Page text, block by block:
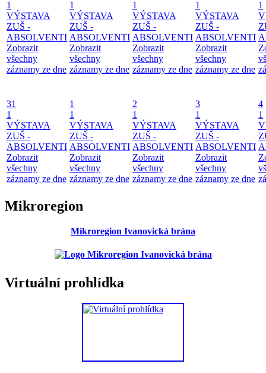
1
VÝSTAVA
ZUŠ -
ABSOLVENTI
Zobrazit
všechny
záznamy ze dne
1
VÝSTAVA
ZUŠ -
ABSOLVENTI
Zobrazit
všechny
záznamy ze dne
1
VÝSTAVA
ZUŠ -
ABSOLVENTI
Zobrazit
všechny
záznamy ze dne
1
VÝSTAVA
ZUŠ -
ABSOLVENTI
Zobrazit
všechny
záznamy ze dne
1
31
1
VÝSTAVA
ZUŠ -
ABSOLVENTI
Zobrazit
všechny
záznamy ze dne
1
1
VÝSTAVA
ZUŠ -
ABSOLVENTI
Zobrazit
všechny
záznamy ze dne
2
1
VÝSTAVA
ZUŠ -
ABSOLVENTI
Zobrazit
všechny
záznamy ze dne
3
1
VÝSTAVA
ZUŠ -
ABSOLVENTI
Zobrazit
všechny
záznamy ze dne
4
1
Mikroregion
Mikroregion Ivanovická brána
Virtuální prohlídka